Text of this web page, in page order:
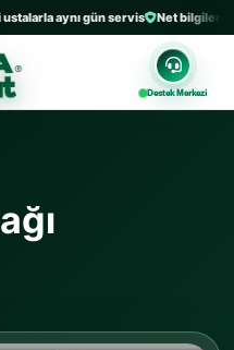
aynı gün servis Net
Destek Merkezi